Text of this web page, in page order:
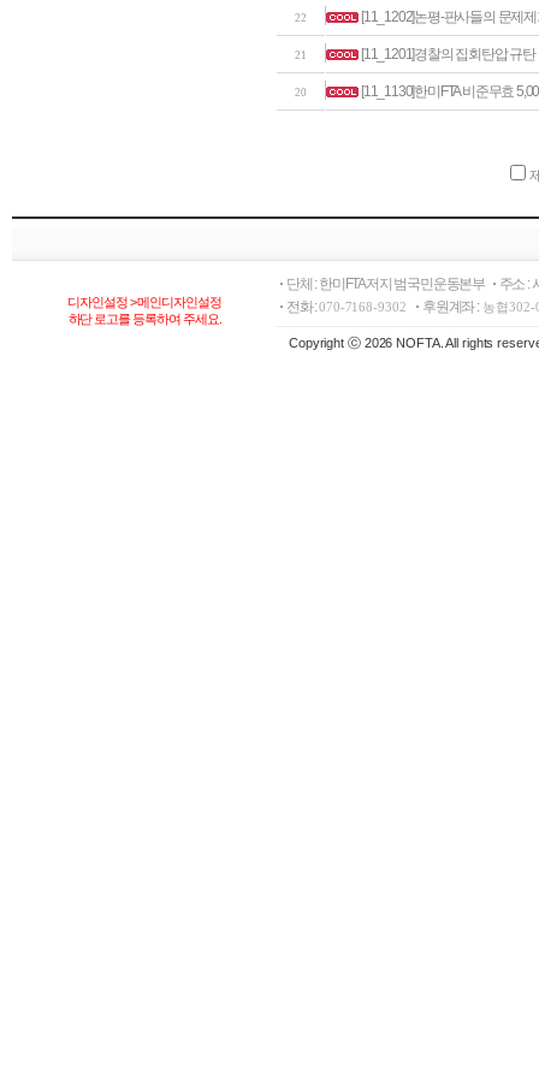
22 [11_1202]논평-판사들의 문제
21 [11_1201]경찰의 집회탄압 규
20 [11_1130]한미FTA 비준무효
디자인설정 > 메인디자인설정
하단 로고를 등록하여 주세요.
단체 : 한미FTA저지 범국민운동본부
주소 :
전화 :070-7168-9302 후원계좌 : 농협302-
Copyright ⓒ 2026 NOFTA. All rights